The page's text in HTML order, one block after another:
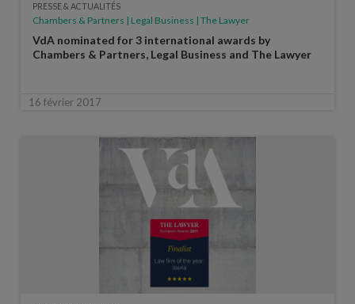
PRESSE & ACTUALITÉS
Chambers & Partners | Legal Business | The Lawyer
VdA nominated for 3 international awards by
Chambers & Partners, Legal Business and The Lawyer
16 février 2017